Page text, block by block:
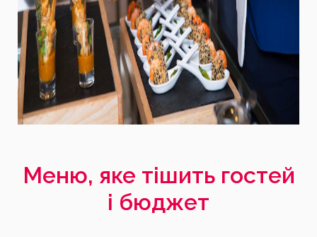
Меню, яке тішить гостей
і бюджет